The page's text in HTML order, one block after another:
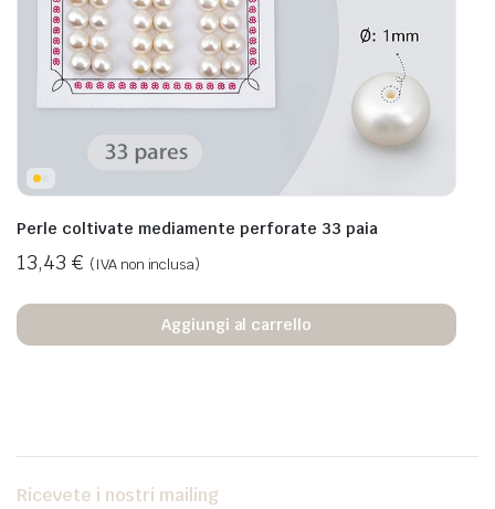
Perle coltivate mediamente perforate 33 paia
13,43 € (IVA non inclusa)
Aggiungi al carrello
Ricevete i nostri mailing